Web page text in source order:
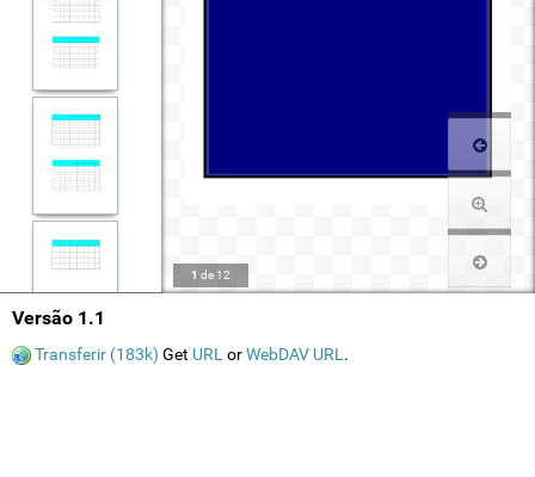
1 de 12
Versão 1.1
Transferir (183k) Get URL orWebDAV URL .